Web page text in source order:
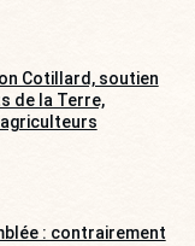
Cotillard, soutien
de la Terre,
: contrairement